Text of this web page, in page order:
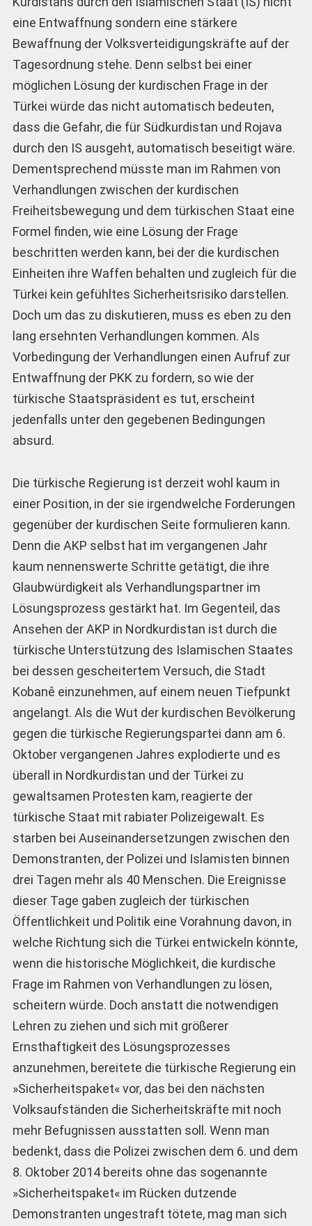
eine Entwaffnung sondern eine stärkere
Bewaffnung der Volksverteidigungskräfte auf der
Tagesordnung stehe. Denn selbst bei einer
möglichen Lösung der kurdischen Frage in der
Türkei würde das nicht automatisch bedeuten,
dass die Gefahr, die für Südkurdistan und Rojava
durch den IS ausgeht, automatisch beseitigt wäre.
Dementsprechend müsste man im Rahmen von
Verhandlungen zwischen der kurdischen
Freiheitsbewegung und dem türkischen Staat eine
Formel finden, wie eine Lösung der Frage
beschritten werden kann, bei der die kurdischen
Einheiten ihre Waffen behalten und zugleich für die
Türkei kein gefühltes Sicherheitsrisiko darstellen.
Doch um das zu diskutieren, muss es eben zu den
lang ersehnten Verhandlungen kommen. Als
Vorbedingung der Verhandlungen einen Aufruf zur
Entwaffnung der PKK zu fordern, so wie der
türkische Staatspräsident es tut, erscheint
jedenfalls unter den gegebenen Bedingungen
absurd.
Die türkische Regierung ist derzeit wohl kaum in
einer Position, in der sie irgendwelche Forderungen
gegenüber der kurdischen Seite formulieren kann.
Denn die AKP selbst hat im vergangenen Jahr
kaum nennenswerte Schritte getätigt, die ihre
Glaubwürdigkeit als Verhandlungspartner im
Lösungsprozess gestärkt hat. Im Gegenteil, das
Ansehen der AKP in Nordkurdistan ist durch die
türkische Unterstützung des Islamischen Staates
bei dessen gescheitertem Versuch, die Stadt
Kobanê einzunehmen, auf einem neuen Tiefpunkt
angelangt. Als die Wut der kurdischen Bevölkerung
gegen die türkische Regierungspartei dann am 6.
Oktober vergangenen Jahres explodierte und es
überall in Nordkurdistan und der Türkei zu
gewaltsamen Protesten kam, reagierte der
türkische Staat mit rabiater Polizeigewalt. Es
starben bei Auseinandersetzungen zwischen den
Demonstranten, der Polizei und Islamisten binnen
drei Tagen mehr als 40 Menschen. Die Ereignisse
dieser Tage gaben zugleich der türkischen
Öffentlichkeit und Politik eine Vorahnung davon, in
welche Richtung sich die Türkei entwickeln könnte,
wenn die historische Möglichkeit, die kurdische
Frage im Rahmen von Verhandlungen zu lösen,
scheitern würde. Doch anstatt die notwendigen
Lehren zu ziehen und sich mit größerer
Ernsthaftigkeit des Lösungsprozesses
anzunehmen, bereitete die türkische Regierung ein
»Sicherheitspaket« vor, das bei den nächsten
Volksaufständen die Sicherheitskräfte mit noch
mehr Befugnissen ausstatten soll. Wenn man
bedenkt, dass die Polizei zwischen dem 6. und dem
8. Oktober 2014 bereits ohne das sogenannte
»Sicherheitspaket« im Rücken dutzende
Demonstranten ungestraft tötete, mag man sich